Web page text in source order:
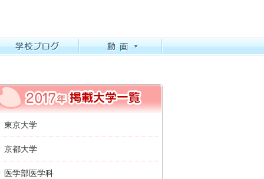
東京大学
京都大学
医学部医学科